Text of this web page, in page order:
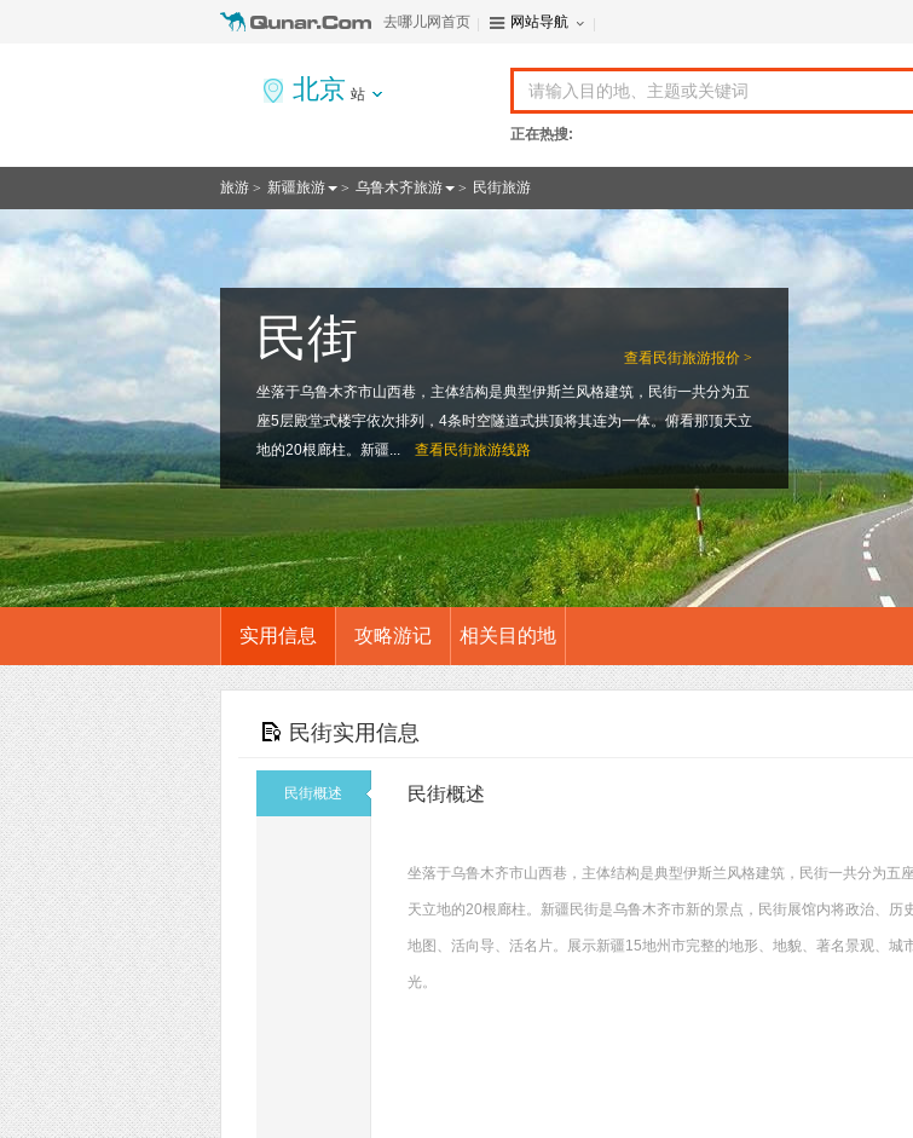
去哪儿网首页 网站导航
北京 站
正在热搜:
旅游 > 新疆旅游 > 乌鲁木齐旅游 > 民街旅游
查看民街旅游报价 >
民街
坐落于乌鲁木齐市山西巷，主体结构是典型伊斯兰风格建筑，民街一共分为五
座5层殿堂式楼宇依次排列，4条时空隧道式拱顶将其连为一体。俯看那顶天立
地的20根廊柱。新疆...
查看民街旅游线路
实用信息 攻略游记 相关目的地
民街实用信息
民街概述 民街概述
坐落于乌鲁木齐市山西巷，主体结构是典型伊斯兰风格建筑，民街一共分为
天立地的20根廊柱。新疆民街是乌鲁木齐市新的景点，民街展馆内将政治、
地图、活向导、活名片。展示新疆15地州市完整的地形、地貌、著名景观、
光。